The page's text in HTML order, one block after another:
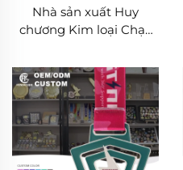
Nhà sản xuất Huy
chương Kim loại Chạy
marathon Thể thao Huy
chương Kim loại